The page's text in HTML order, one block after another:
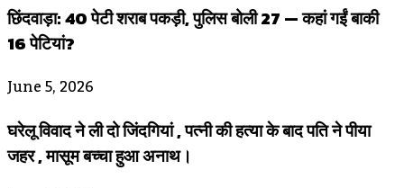
छिंदवाड़ा: 40 पेटी शराब पकड़ी, पुलिस बोली 27 — कहां गईं बाकी
16 पेटियां?
June 5, 2026
घरेलू विवाद ने ली दो जिंदगियां , पत्नी की हत्या के बाद पति ने पीया
जहर , मासूम बच्चा हुआ अनाथ।